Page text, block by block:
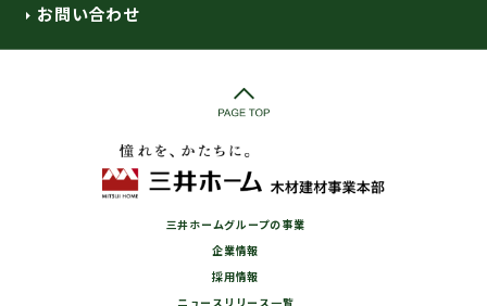
お問い合わせ
三井ホームグループの事業
企業情報
採用情報
ニュースリリース一覧